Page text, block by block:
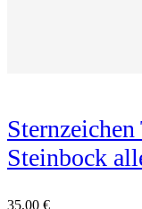
Steinbock
35,00 €